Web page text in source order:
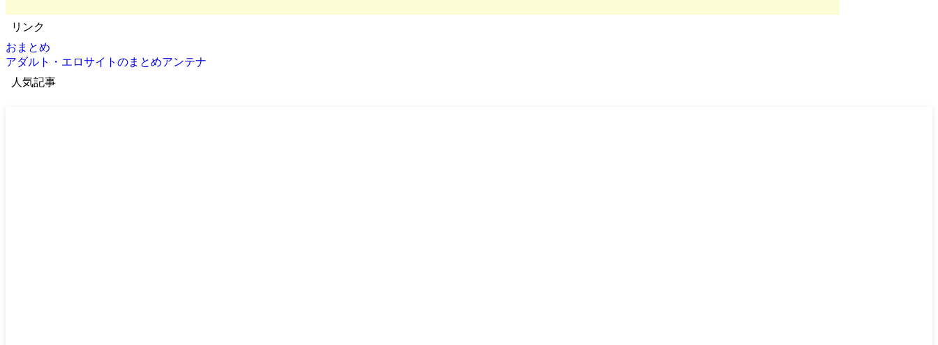
リンク
おまとめ
アダルト・エロサイトのまとめアンテナ
人気記事